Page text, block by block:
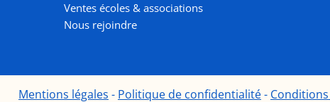
Ventes écoles & associations
Nous rejoindre
Mentions légales - Politique de confidentialité- Conditions